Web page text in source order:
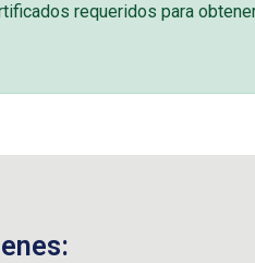
requeridos para